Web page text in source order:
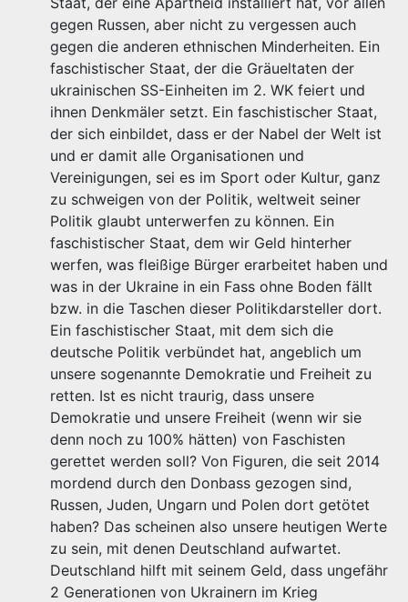
gegen Russen, aber nicht zu vergessen auch
gegen die anderen ethnischen Minderheiten. Ein
faschistischer Staat, der die Gräueltaten der
ukrainischen SS-Einheiten im 2. WK feiert und
ihnen Denkmäler setzt. Ein faschistischer Staat,
der sich einbildet, dass er der Nabel der Welt ist
und er damit alle Organisationen und
Vereinigungen, sei es im Sport oder Kultur, ganz
zu schweigen von der Politik, weltweit seiner
Politik glaubt unterwerfen zu können. Ein
faschistischer Staat, dem wir Geld hinterher
werfen, was fleißige Bürger erarbeitet haben und
was in der Ukraine in ein Fass ohne Boden fällt
bzw. in die Taschen dieser Politikdarsteller dort.
Ein faschistischer Staat, mit dem sich die
deutsche Politik verbündet hat, angeblich um
unsere sogenannte Demokratie und Freiheit zu
retten. Ist es nicht traurig, dass unsere
Demokratie und unsere Freiheit (wenn wir sie
denn noch zu 100% hätten) von Faschisten
gerettet werden soll? Von Figuren, die seit 2014
mordend durch den Donbass gezogen sind,
Russen, Juden, Ungarn und Polen dort getötet
haben? Das scheinen also unsere heutigen Werte
zu sein, mit denen Deutschland aufwartet.
Deutschland hilft mit seinem Geld, dass ungefähr
2 Generationen von Ukrainern im Krieg